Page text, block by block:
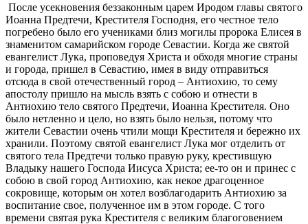
После усекновения беззаконным царем Иродом главы святого
Иоанна Предтечи, Крестителя Господня, его честное тело
погребено было его учениками близ могилы пророка Елисея в
знаменитом самарийском городе Севастии. Когда же святой
евангелист Лука, проповедуя Христа и обходя многие страны
и города, пришел в Севастию, имея в виду отправиться
отсюда в свой отечественный город – Антиохию, то сему
апостолу пришло на мысль взять с собою и отнести в
Антиохию тело святого Предтечи, Иоанна Крестителя. Оно
было нетленно и цело, но взять было нельзя, потому что
жители Севастии очень чтили мощи Крестителя и бережно их
хранили. Поэтому святой евангелист Лука мог отделить от
святого тела Предтечи только правую руку, крестившую
Владыку нашего Господа Иисуса Христа; ее-то он и принес с
собою в свой город Антиохию, как некое драгоценное
сокровище, которым он хотел возблагодарить Антиохию за
воспитание свое, полученное им в этом городе. С того
времени святая рука Крестителя с великим благоговением